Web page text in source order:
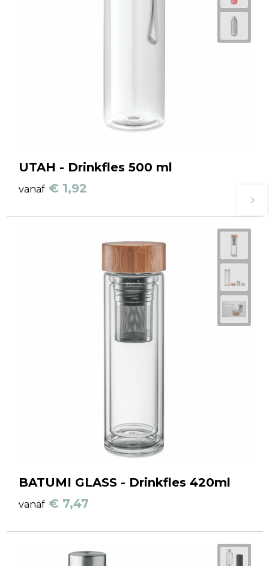
UTAH - Drinkfles 500 ml
vanaf € 1,92
BATUMI GLASS - Drinkfles 420ml
vanaf € 7,47